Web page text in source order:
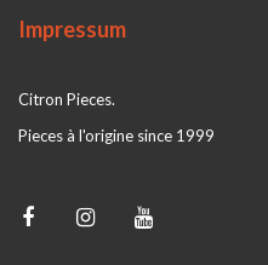
Impressum
Citron Pieces.
Pieces à l'origine since 1999